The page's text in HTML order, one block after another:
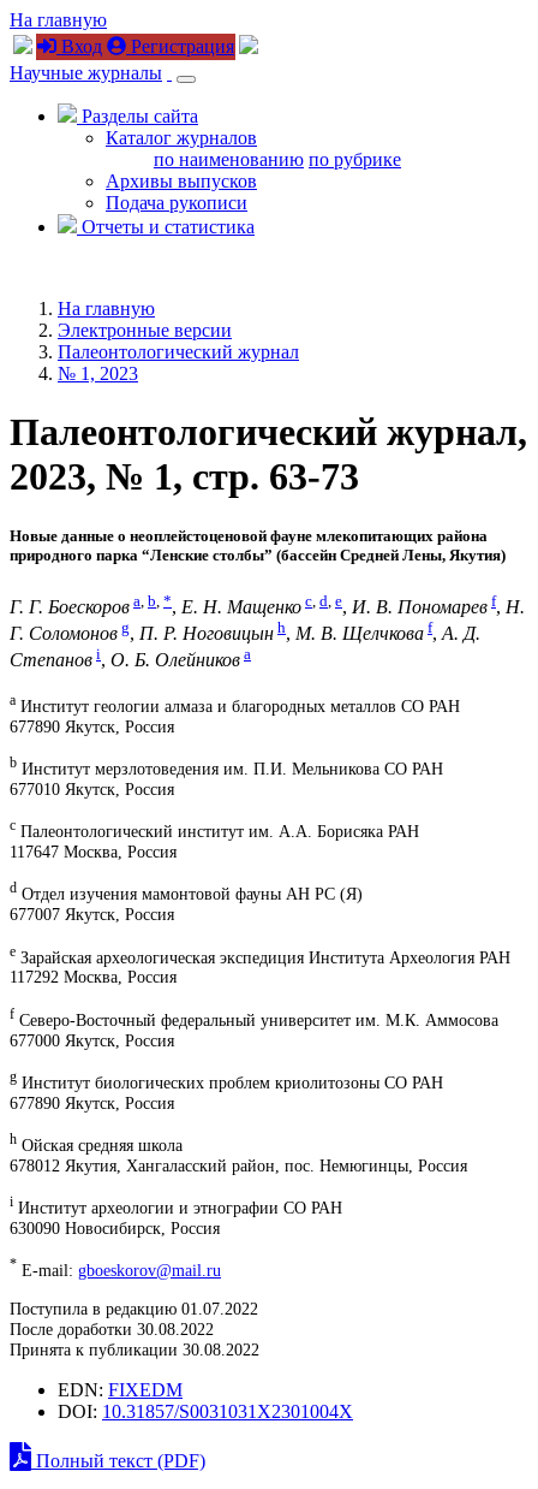
На главную
Вход
Регистрация
Научные журналы
Разделы сайта
Каталог журналов
по наименованию по рубрике
Архивы выпусков
Подача рукописи
Отчеты и статистика
На главную
Электронные версии
Палеонтологический журнал
№ 1, 2023
Палеонтологический журнал,
2023, № 1, стр. 63-73
Новые данные о неоплейстоценовой фауне млекопитающих района
природного парка “Ленские столбы” (бассейн Средней Лены, Якутия)
Г. Г. Боескоров a b *, Е. Н. Мащенко c d e, И. В. Пономарев f, Н.
Г. Соломонов g, П. Р. Ноговицын h, М. В. Щелчкова f,А. Д.
Степанов i, О. Б. Олейников a
a Институт геологии алмаза и благородных металлов СО РАН
677890 Якутск, Россия
b Институт мерзлотоведения им. П.И. Мельникова СО РАН
677010 Якутск, Россия
c Палеонтологический институт им. А.А. Борисяка РАН
117647 Москва, Россия
d Отдел изучения мамонтовой фауны АН РС (Я)
677007 Якутск, Россия
e Зарайская археологическая экспедиция Института Археология РАН
117292 Москва, Россия
f Северо-Восточный федеральный университет им. М.К. Аммосова
677000 Якутск, Россия
g Институт биологических проблем криолитозоны СО РАН
677890 Якутск, Россия
h Ойская средняя школа
678012 Якутия, Хангаласский район, пос. Немюгинцы, Россия
i Институт археологии и этнографии СО РАН
630090 Новосибирск, Россия
* E-mail: gboeskorov@mail.ru
Поступила в редакцию 01.07.2022
После доработки 30.08.2022
Принята к публикации 30.08.2022
EDN: FIXEDM
DOI: 10.31857/S0031031X2301004X
Полный текст (PDF)